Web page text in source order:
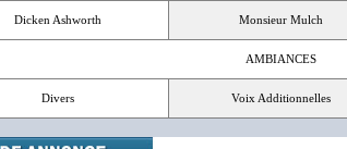
Dicken Ashworth Monsieur Mulch
AMBIANCES
Divers Voix Additionnelles